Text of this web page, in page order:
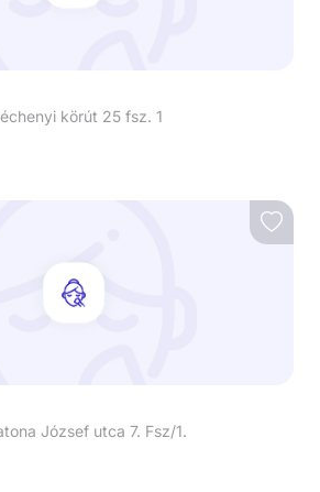
körút 25 fsz. 1
József utca 7. Fsz/1.